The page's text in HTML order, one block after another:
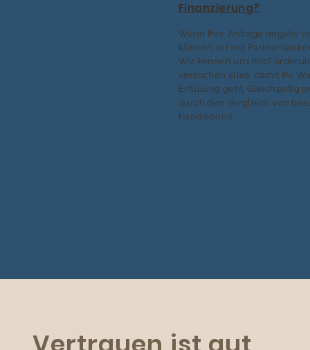
Finanzierung?
Wenn Ihre Anfrage negativ
können wir mit
Wir kennen uns mit
versuchen alles, damit Ihr
Erfüllung geht. Gleichzeitig
durch den Vergleich von
Konditionen.